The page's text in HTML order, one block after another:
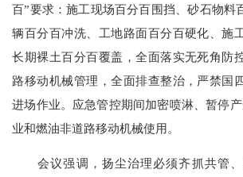
百”要求：施工现场百分百围挡、砂石物料
辆百分百冲洗、工地路面百分百硬化、施
长期裸土百分百覆盖，全面落实无死角防
路移动机械管理，全面排查整治，严禁国
进场作业。应急管控期间加密喷淋、暂停
业和燃油非道路移动机械使用。
会议强调 ， 扬尘治理必须齐抓共管